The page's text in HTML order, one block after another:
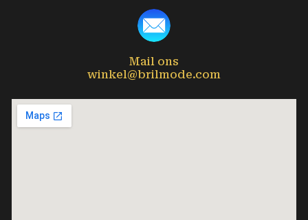
Mail ons
winkel@brilmode.com